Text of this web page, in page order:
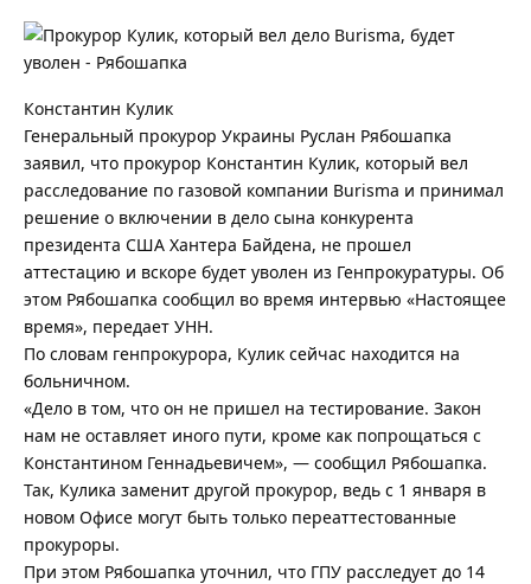
Константин Кулик
Генеральный прокурор Украины Руслан Рябошапка
заявил, что прокурор Константин Кулик, который вел
расследование по газовой компании Burisma и принимал
решение о включении в дело сына конкурента
президента США Хантера Байдена, не прошел
аттестацию и вскоре будет уволен из Генпрокуратуры. Об
этом Рябошапка сообщил во время интервью «Настоящее
время», передает УНН.
По словам генпрокурора, Кулик сейчас находится на
больничном.
«Дело в том, что он не пришел на тестирование. Закон
нам не оставляет иного пути, кроме как попрощаться с
Константином Геннадьевичем», — сообщил Рябошапка.
Так, Кулика заменит другой прокурор, ведь с 1 января в
новом Офисе могут быть только переаттестованные
прокуроры.
При этом Рябошапка уточнил, что ГПУ расследует до 14